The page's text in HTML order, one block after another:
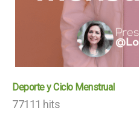
Deporte y Ciclo Menstrual
77111 hits